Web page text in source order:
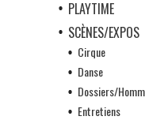
PLAYTIME
SCÈNES/EXPOS
Cirque
Danse
Dossiers/
Entretiens